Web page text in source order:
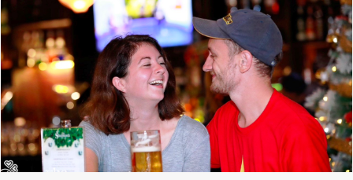
Theo dõi báo trên
Hotline
0906 645 777
Liên hệ quảng cáo
0908 780 404
Đặt báo Quảng cáo RSS Tòa soạn Chính sách bảo
Tổng biên tập: Nguyễn Ngọc Toàn
Phó tổng biên tập thường trực: Hải Thành